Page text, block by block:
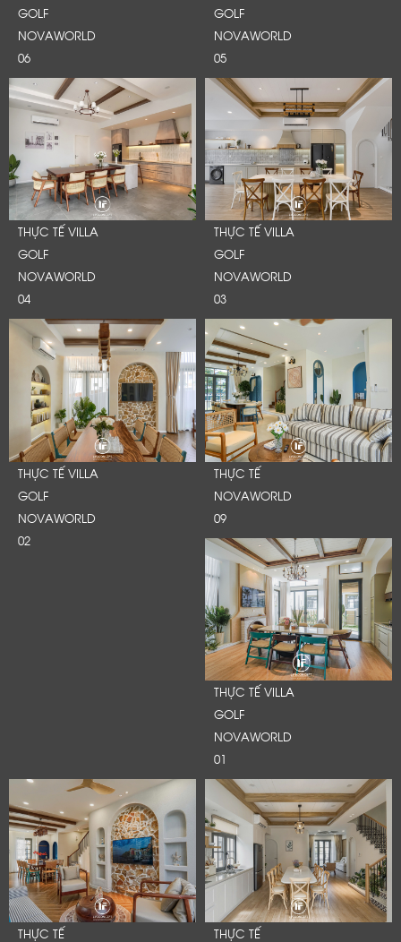
GOLF
NOVAWORLD
06
GOLF
NOVAWORLD
05
THỰC TẾ VILLA
GOLF
NOVAWORLD
04
THỰC TẾ VILLA
GOLF
NOVAWORLD
03
THỰC TẾ VILLA
GOLF
NOVAWORLD
02
THỰC TẾ
NOVAWORLD
09
THỰC TẾ VILLA
GOLF
NOVAWORLD
01
THỰC TẾ
THỰC TẾ